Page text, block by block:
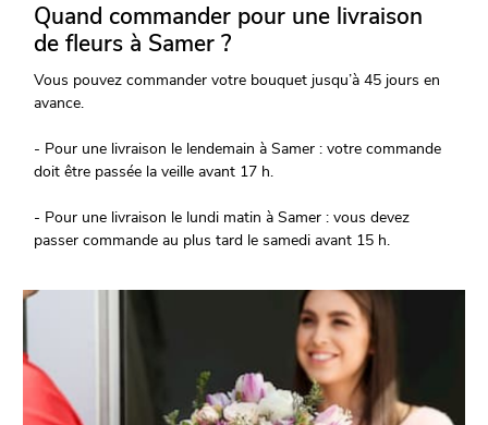
Quand commander pour une livraison
de fleurs à Samer ?
Vous pouvez commander votre bouquet jusqu’à 45 jours en
avance.
- Pour une livraison le lendemain à Samer : votre commande
doit être passée la veille avant 17 h.
- Pour une livraison le lundi matin à Samer : vous devez
passer commande au plus tard le samedi avant 15 h.